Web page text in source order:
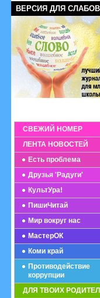
ВЕРСИЯ ДЛЯ
СВЕЖИЙ НОМЕР
ЛЕНТА НОВОСТЕЙ
Есть проблема
Друзья 'Радуги'
КультУра!
ПишиЧитай
Мир вокруг нас
МастерОК
Коми край
Противодействие
коррупции
ДЛЯ ТВОИХ